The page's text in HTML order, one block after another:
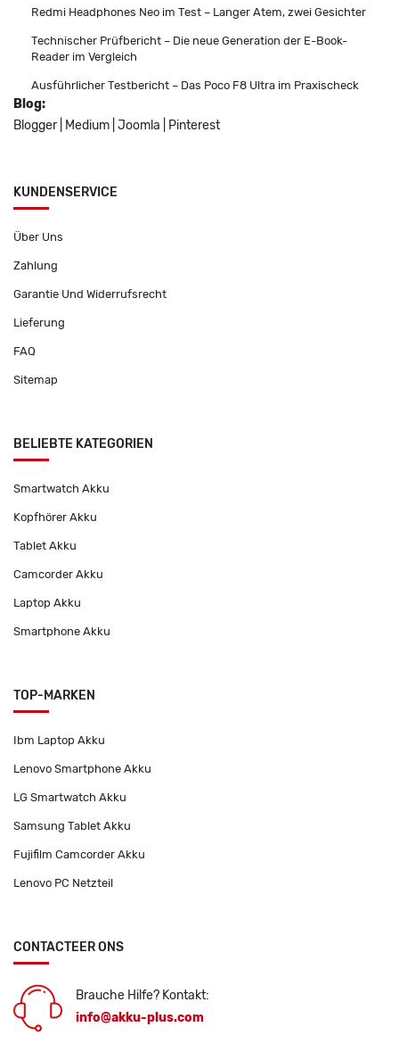
Redmi Headphones Neo im Test – Langer Atem, zwei Gesichter
Technischer Prüfbericht – Die neue Generation der E-Book-
Reader im Vergleich
Ausführlicher Testbericht – Das Poco F8 Ultra im Praxischeck
Blog:
Blogger
Medium Joomla Pinterest
KUNDENSERVICE
Über Uns
Zahlung
Garantie Und Widerrufsrecht
Lieferung
FAQ
Sitemap
BELIEBTE KATEGORIEN
Smartwatch Akku
Kopfhörer Akku
Tablet Akku
Camcorder Akku
Laptop Akku
Smartphone Akku
TOP-MARKEN
Ibm Laptop Akku
Lenovo Smartphone Akku
LG Smartwatch Akku
Samsung Tablet Akku
Fujifilm Camcorder Akku
Lenovo PC Netzteil
CONTACTEER ONS
Brauche Hilfe? Kontakt:
info@akku-plus.com